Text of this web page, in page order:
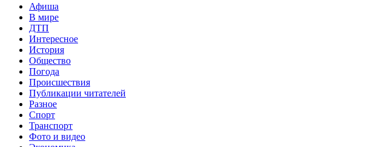
Афиша
В мире
ДТП
Интересное
История
Общество
Погода
Происшествия
Публикации читателей
Разное
Спорт
Транспорт
Фото и видео